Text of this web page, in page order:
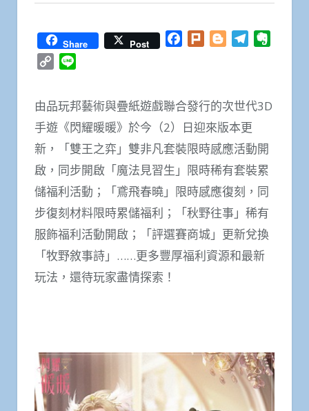
Share Post Facebook
Plurk BloggerTelegram
Copy
由品玩邦藝術與疊紙遊戲聯合發行的次世代3D
手遊《閃耀暖暖》於今（2）日迎來版本更
新，「雙王之弈」雙非凡套裝限時感應活動開
啟，同步開啟「魔法見習生」限時稀有套裝累
儲福利活動；「鳶飛春曉」限時感應復刻，同
步復刻材料限時累儲福利；「秋野往事」稀有
服飾福利活動開啟；「評選賽商城」更新兌換
「牧野敘事詩」……更多豐厚福利資源和最新
玩法，還待玩家盡情探索！